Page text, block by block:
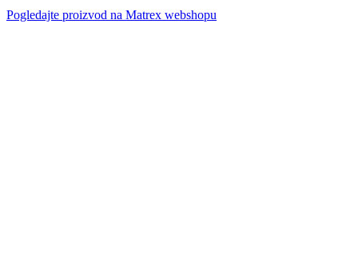
Pogledajte proizvod na Matrex webshopu